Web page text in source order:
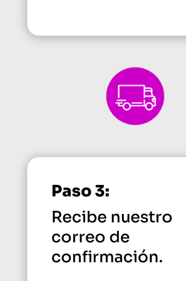
Paso 3:
Recibe nuestro
correo de
confirmación.